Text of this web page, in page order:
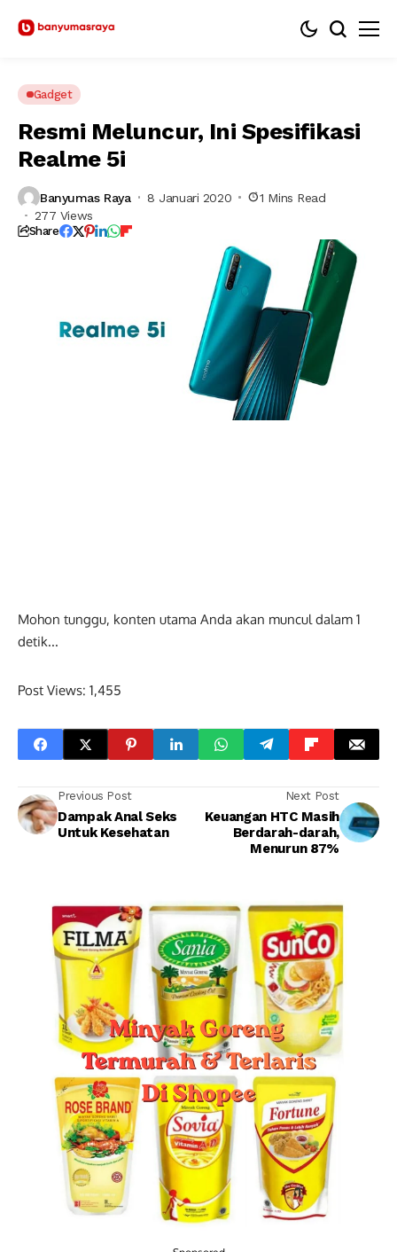
Gadget
Resmi Meluncur, Ini Spesifikasi
Realme 5i
Banyumas Raya 8 Januari 2020
1 Mins Read
277 Views
Share
Mohon tunggu, konten utama Anda akan muncul dalam 0
detik...
Post Views: 1,455
Previous Post
Dampak Anal Seks
Untuk Kesehatan
Next Post
Keuangan HTC Masih
Berdarah-darah,
Menurun 87%